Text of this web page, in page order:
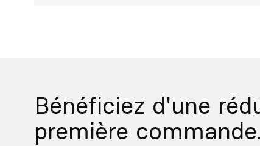
Bénéficiez d'une
première commande.